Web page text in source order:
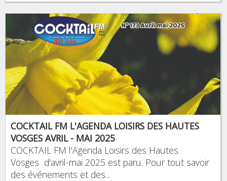
COCKTAIL FM L'AGENDA LOISIRS DES HAUTES
VOSGES AVRIL - MAI 2025
COCKTAIL FM l'Agenda Loisirs des Hautes
Vosges d'avril-mai 2025 est paru. Pour tout savoir
des événements et des...